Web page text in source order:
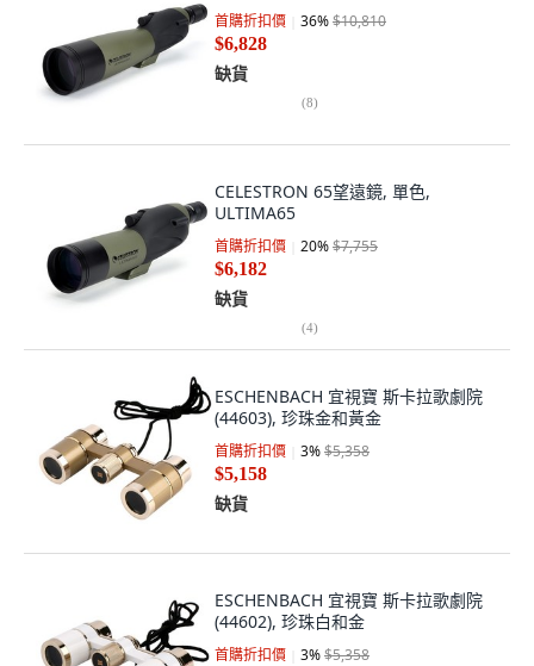
首購折扣價 36%$10,810
$6,828
缺貨
(8)
CELESTRON 65望遠鏡, 單色,
ULTIMA65
首購折扣價 20%$7,755
$6,182
缺貨
(4)
ESCHENBACH 宜視寶 斯卡拉歌劇院
(44603), 珍珠金和黃金
首購折扣價 3%$5,358
$5,158
缺貨
ESCHENBACH 宜視寶 斯卡拉歌劇院
(44602), 珍珠白和金
首購折扣價 3%$5,358